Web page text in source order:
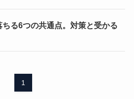
る6つの共通点。対策と受かる
1